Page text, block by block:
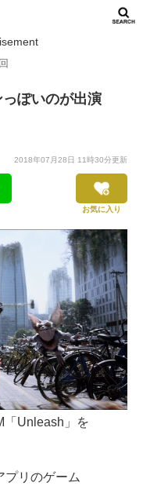
ぽいのが出演
2018年07月28日 11時30分更新
お気に入り
Unleash」を
リのゲーム